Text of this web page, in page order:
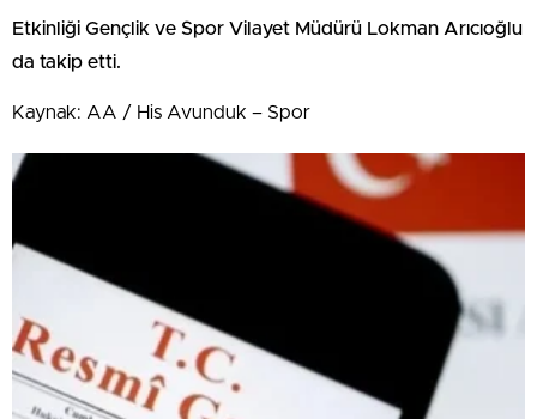
Etkinliği Gençlik ve Spor Vilayet Müdürü Lokman Arıcıoğlu
da takip etti.
Kaynak: AA / His Avunduk – Spor